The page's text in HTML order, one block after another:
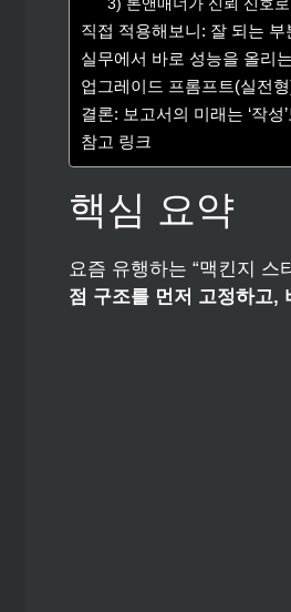
3) 톤앤매너가 신뢰 신호
직접 적용해보니: 잘 되는
실무에서 바로 성능을 올리
업그레이드 프롬프트(실전
결론: 보고서의 미래는 ‘작성
참고 링크
핵심 요약
요즘 유행하는 “맥킨지 스
점 구조를 먼저 고정하고,